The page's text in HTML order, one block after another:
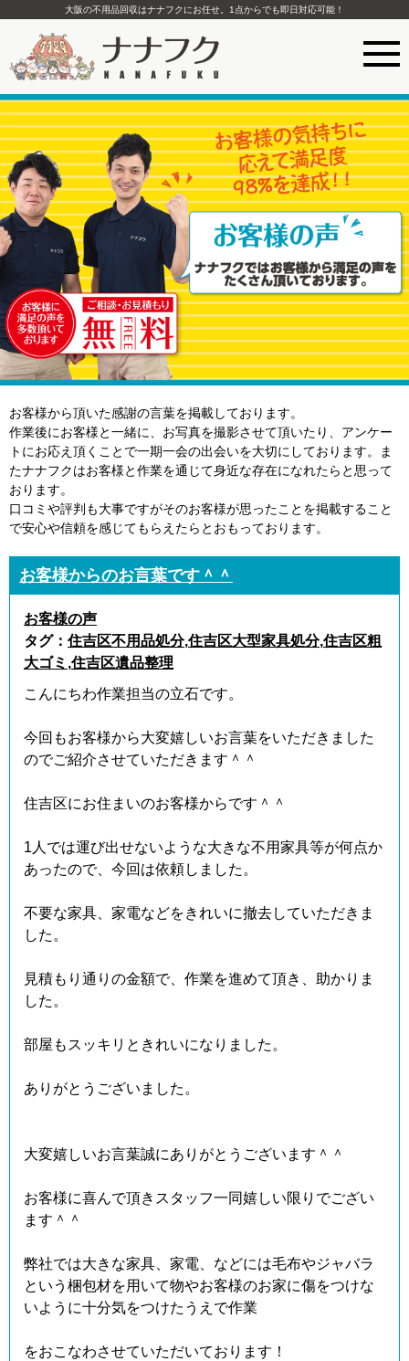
大阪の不用品回収はナナフクにお任せ。1点からでも即日対応可能！
お客様から頂いた感謝の言葉を掲載しております。
作業後にお客様と一緒に、お写真を撮影させて頂いたり、アンケー
トにお応え頂くことで一期一会の出会いを大切にしております。ま
たナナフクはお客様と作業を通じて身近な存在になれたらと思って
おります。
口コミや評判も大事ですがそのお客様が思ったことを掲載すること
で安心や信頼を感じてもらえたらとおもっております。
お客様からのお言葉です＾＾
お客様の声
タグ： 住吉区不用品処分,住吉区大型家具処分,住吉区粗
大ゴミ ,住吉区遺品整理
こんにちわ作業担当の立石です。
今回もお客様から大変嬉しいお言葉をいただきました
のでご紹介させていただきます＾＾
住吉区にお住まいのお客様からです＾＾
1人では運び出せないような大きな不用家具等が何点か
あったので、今回は依頼しました。
不要な家具、家電などをきれいに撤去していただきま
した。
見積もり通りの金額で、作業を進めて頂き、助かりま
した。
部屋もスッキリときれいになりました。
ありがとうございました。
大変嬉しいお言葉誠にありがとうございます＾＾
お客様に喜んで頂きスタッフ一同嬉しい限りでござい
ます＾＾
弊社では大きな家具、家電、などには毛布やジャバラ
という梱包材を用いて物やお客様のお家に傷をつけな
いように十分気をつけたうえで作業
をおこなわさせていただいております！